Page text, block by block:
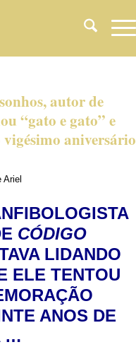
autor de
“gato e gato” e
aniversário
Ariel
CÓDIGO
LIDANDO
ELE TENTOU
ANOS DE
…